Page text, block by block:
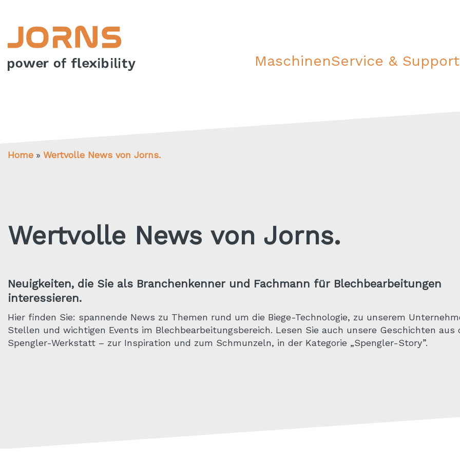
MaschinenService & Support
Home Wertvolle News von Jorns.
Wertvolle News von Jorns.
Neuigkeiten, die Sie als Branchenkenner und Fachmann für Blechbearbeitungen
interessieren.
Hier finden Sie: spannende News zu Themen rund um die Biege-Technologie, zu unserem
Stellen und wichtigen Events im Blechbearbeitungsbereich. Lesen Sie auch unsere Geschichten aus
Spengler-Werkstatt – zur Inspiration und zum Schmunzeln, in der Kategorie „Spengler-Story”.